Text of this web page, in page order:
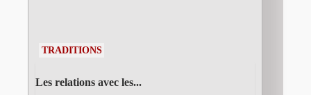
TRADITIONS
Les relations avec les...